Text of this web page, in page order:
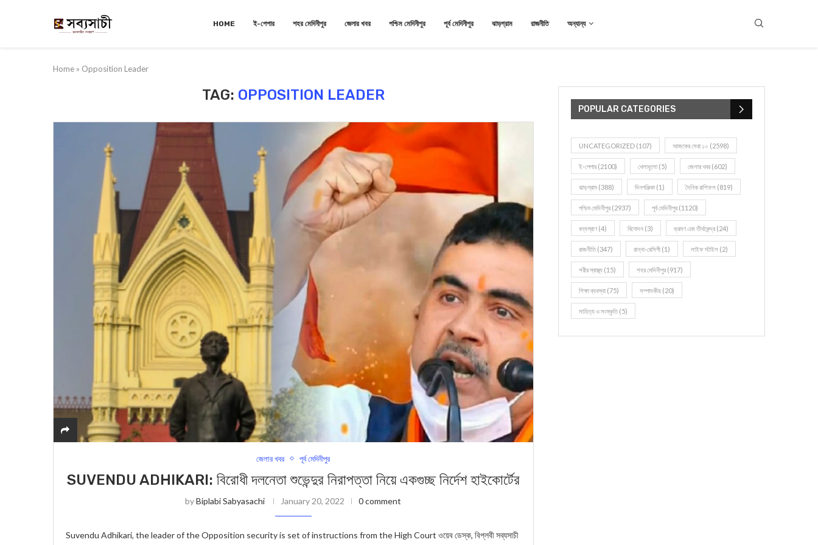
HOME ই-পেপার শহর মেদিনীপুর জেলার খবর পশ্চিম মেদিনীপুর পূর্ব মেদিনীপুর ঝাড়গ্রাম রাজনীতি অন্যান্য
Home » Opposition Leader
TAG: OPPOSITION LEADER
জেলার খবর পূর্ব মেদিনীপুর
SUVENDU ADHIKARI: বিরোধী দলনেতা শুভেন্দুর নিরাপত্তা নিয়ে একগুচ্ছ নির্দেশ হাইকোর্টের
byBiplabi Sabyasachi January 20, 2022 0 comment
Suvendu Adhikari, the leader of the Opposition security is set of instructions from the High Court ওয়েব ডেস্ক, বিপ্লবী সব্যসাচী
POPULAR CATEGORIES
UNCATEGORIZED (107) আজকের সেরা ১০ (2598)
ই-পেপার (2100) খেলাধূলো (5) জেলার খবর (602)
ঝাড়গ্রাম (388) দিনপঞ্জিকা (1) দৈনিক রাশিফল (819)
পশ্চিম মেদিনীপুর (2937) পূর্ব মেদিনীপুর (1120)
বন্যপ্রাণ (4) বিনোদন (3) ভ্রমণ এবং তীর্থকেন্দ্র (24)
রাজনীতি(347) রান্না-রেসিপী (1) লাইফ স্টাইল (2)
শরীর স্বাস্থ্য (15) শহর মেদিনীপুর (917)
শিক্ষা ব্যবস্থা (75) সম্পাদকীয় (20)
সাহিত্য ও সংস্কৃতি(5)